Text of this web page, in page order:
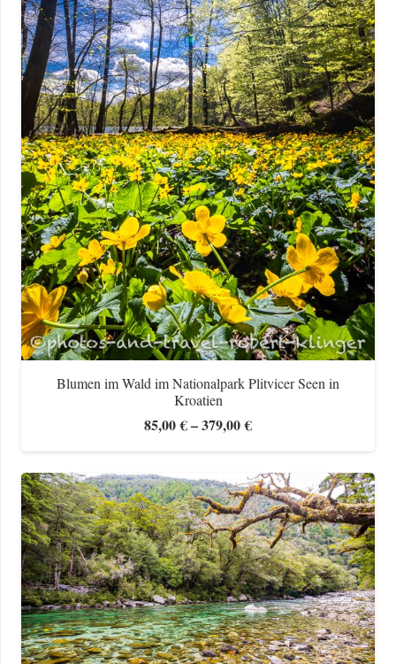
Blumen im Wald im Nationalpark Plitvicer Seen in
Kroatien
85,00€–379,00€Preisspanne:
85,00 €
bis
379,00 €